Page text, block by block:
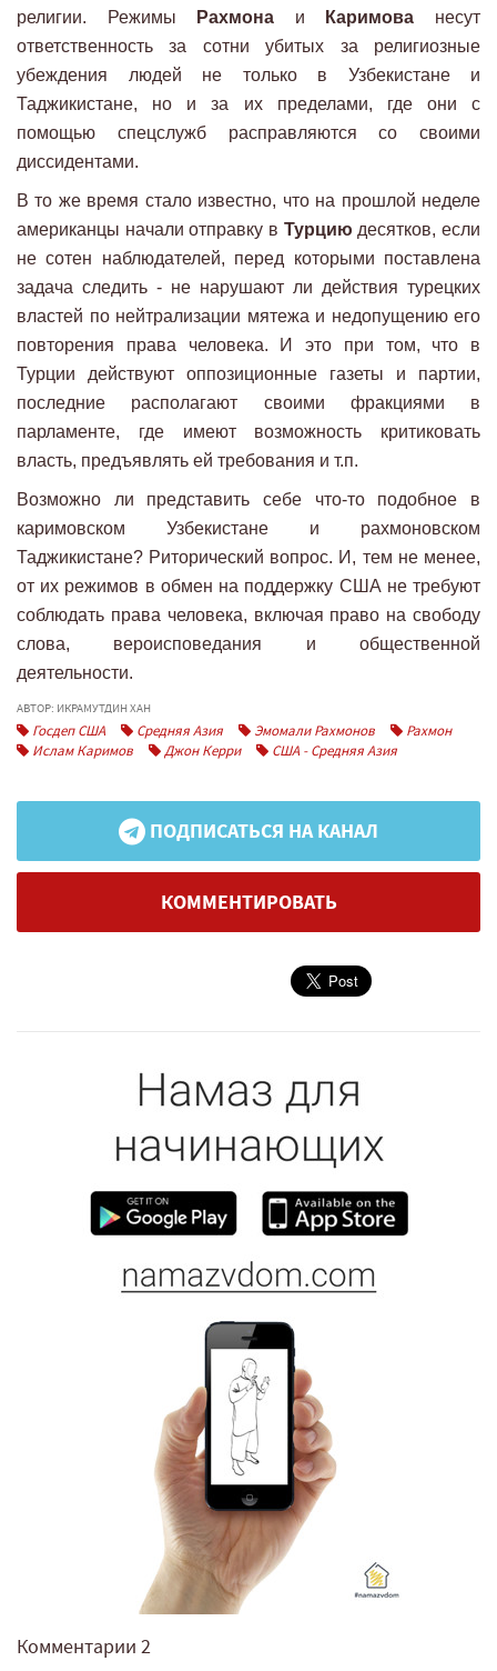
религии. Режимы
Рахмона и Каримова несут
ответственность за сотни убитых за религиозные
убеждения людей не только в Узбекистане и
Таджикистане, но и за их пределами, где они с
помощью спецслужб расправляются со своими
диссидентами.
В то же время стало известно, что на прошлой неделе
американцы начали отправку в Турцию десятков, если
не сотен наблюдателей, перед которыми поставлена
задача следить - не нарушают ли действия турецких
властей по нейтрализации мятежа и недопущению его
повторения права человека. И это при том, что в
Турции действуют оппозиционные газеты и партии,
последние располагают своими фракциями в
парламенте, где имеют возможность критиковать
власть, предъявлять ей требования и т.п.
Возможно ли представить себе что-то подобное в
каримовском Узбекистане и рахмоновском
Таджикистане? Риторический вопрос. И, тем не менее,
от их режимов в обмен на поддержку США не требуют
соблюдать права человека, включая право на свободу
слова, вероисповедания и общественной
деятельности.
АВТОР: ИКРАМУТДИН ХАН
Госдеп США Средняя Азия Эмомали Рахмонов
Рахмон
Ислам Каримов
Джон Керри США - Средняя Азия
ПОДПИСАТЬСЯ НА КАНАЛ
КОММЕНТИРОВАТЬ
Комментарии 2